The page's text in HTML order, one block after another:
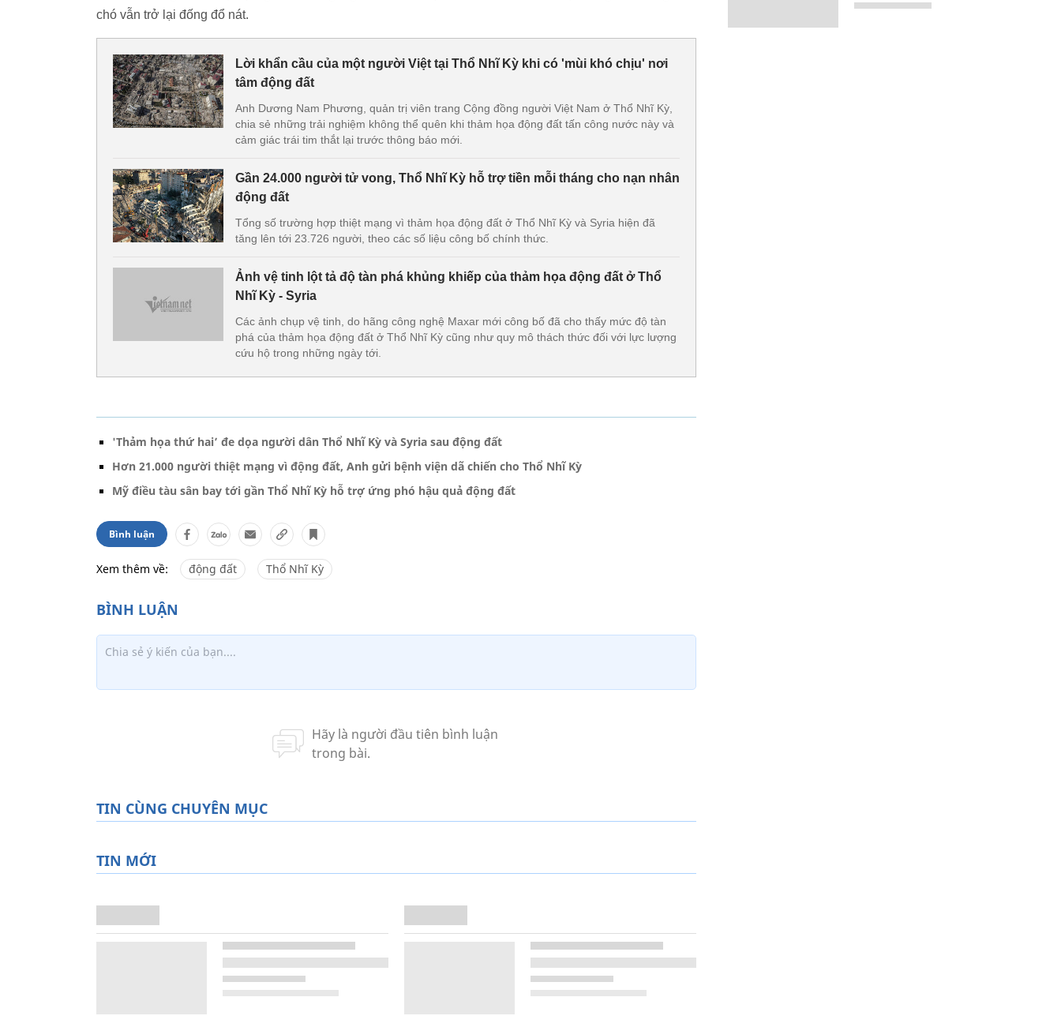
chó vẫn trở lại đống đổ nát.
Lời khẩn cầu của một người Việt tại Thổ Nhĩ Kỳ khi có 'mùi khó chịu' nơi
tâm động đất
Anh Dương Nam Phương, quản trị viên trang Cộng đồng người Việt Nam ở Thổ Nhĩ Kỳ,
chia sẻ những trải nghiệm không thể quên khi thảm họa động đất tấn công nước này và
cảm giác trái tim thắt lại trước thông báo mới.
Gần 24.000 người tử vong, Thổ Nhĩ Kỳ hỗ trợ tiền mỗi tháng cho nạn nhân
động đất
Tổng số trường hợp thiệt mạng vì thảm họa động đất ở Thổ Nhĩ Kỳ và Syria hiện đã
tăng lên tới 23.726 người, theo các số liệu công bố chính thức.
Ảnh vệ tinh lột tả độ tàn phá khủng khiếp của thảm họa động đất ở Thổ
Nhĩ Kỳ - Syria
Các ảnh chụp vệ tinh, do hãng công nghệ Maxar mới công bố đã cho thấy mức độ tàn
phá của thảm họa động đất ở Thổ Nhĩ Kỳ cũng như quy mô thách thức đối với lực lượng
cứu hộ trong những ngày tới.
'Thảm họa thứ hai’ đe dọa người dân Thổ Nhĩ Kỳ và Syria sau động đất
Hơn 21.000 người thiệt mạng vì động đất, Anh gửi bệnh viện dã chiến cho Thổ Nhĩ Kỳ
Mỹ điều tàu sân bay tới gần Thổ Nhĩ Kỳ hỗ trợ ứng phó hậu quả động đất
Bình luận
Xem thêm về: động đất Thổ Nhĩ Kỳ
TIN CÙNG CHUYÊN MỤC
TIN MỚI